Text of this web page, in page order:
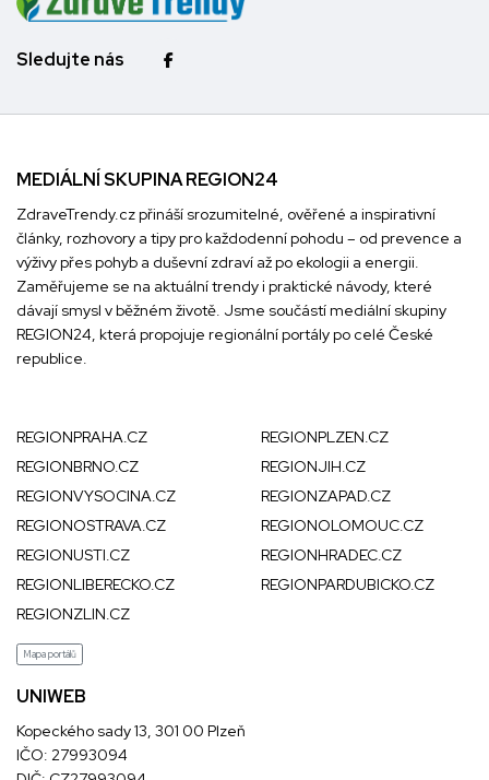
Sledujte nás
MEDIÁLNÍ SKUPINA REGION24
ZdraveTrendy.cz přináší srozumitelné, ověřené a inspirativní
články, rozhovory a tipy pro každodenní pohodu – od prevence a
výživy přes pohyb a duševní zdraví až po ekologii a energii.
Zaměřujeme se na aktuální trendy i praktické návody, které
dávají smysl v běžném životě. Jsme součástí mediální skupiny
REGION24 , která propojuje regionální portály po celé České
republice.
REGIONPRAHA.CZ
REGIONPLZEN.CZ
REGIONBRNO.CZ
REGIONJIH.CZ
REGIONVYSOCINA.CZ
REGIONZAPAD.CZ
REGIONOSTRAVA.CZ
REGIONOLOMOUC.CZ
REGIONUSTI.CZ
REGIONHRADEC.CZ
REGIONLIBERECKO.CZ
REGIONPARDUBICKO.CZ
REGIONZLIN.CZ
Mapa portálů
UNIWEB
Kopeckého sady 13, 301 00 Plzeň
IČO: 27993094